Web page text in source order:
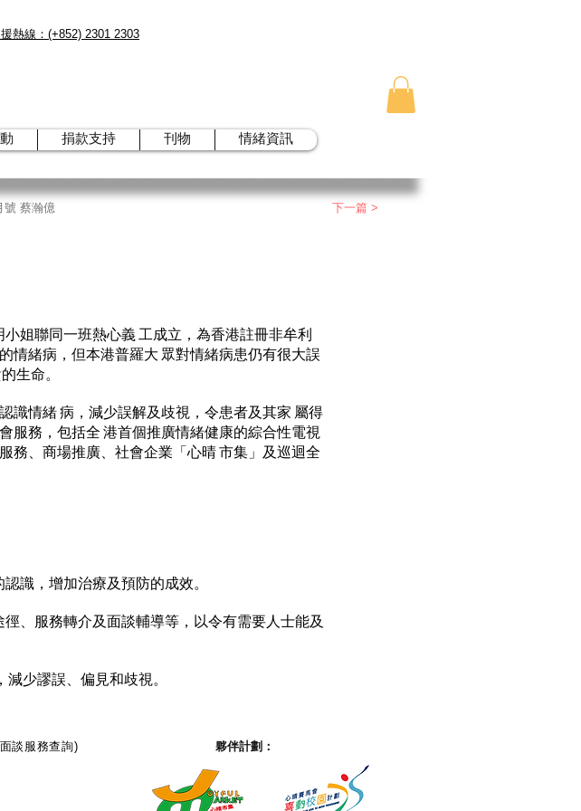
熱線：​​(+852) 2301 2303
捐款支持 刊物 情緒資訊
號 蔡瀚億 下一篇 >
姐聯同一班熱心義 工成立，為香港註冊非牟利
情緒病，但本港普羅大 眾對情緒病患仍有很大誤
生命。
識情緒 病，減少誤解及歧視，令患者及其家 屬得
服務，包括全 港首個推廣情緒健康的綜合性電視
務、商場推廣、社會企業「心晴 市集」及巡迴全
識，增加治療及預防的成效。
、服務轉介及面談輔導等，以令有需要人士能及
少謬誤、偏見和歧視。
談服務查詢)
夥伴計劃：